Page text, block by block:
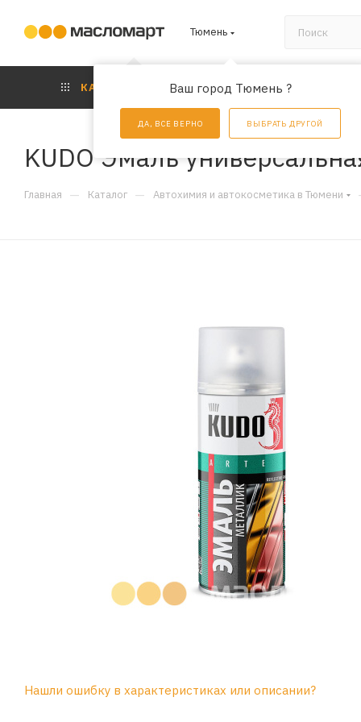
Тюмень
Ваш город Тюмень ?
ДА, ВСЕ ВЕРНО ВЫБРАТЬ ДРУГОЙ
КАТАЛОГ АКЦИИ
KUDO Эмаль
Главная — Каталог — Автохимия и автокосметика в Тюмени
Нашли ошибку в характеристиках или описании?